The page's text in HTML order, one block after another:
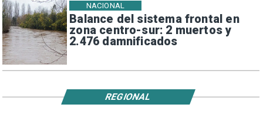
Balance del sistema frontal en
zona centro-sur: 2 muertos y
2.476 damnificados
NACIONAL
REGIONAL